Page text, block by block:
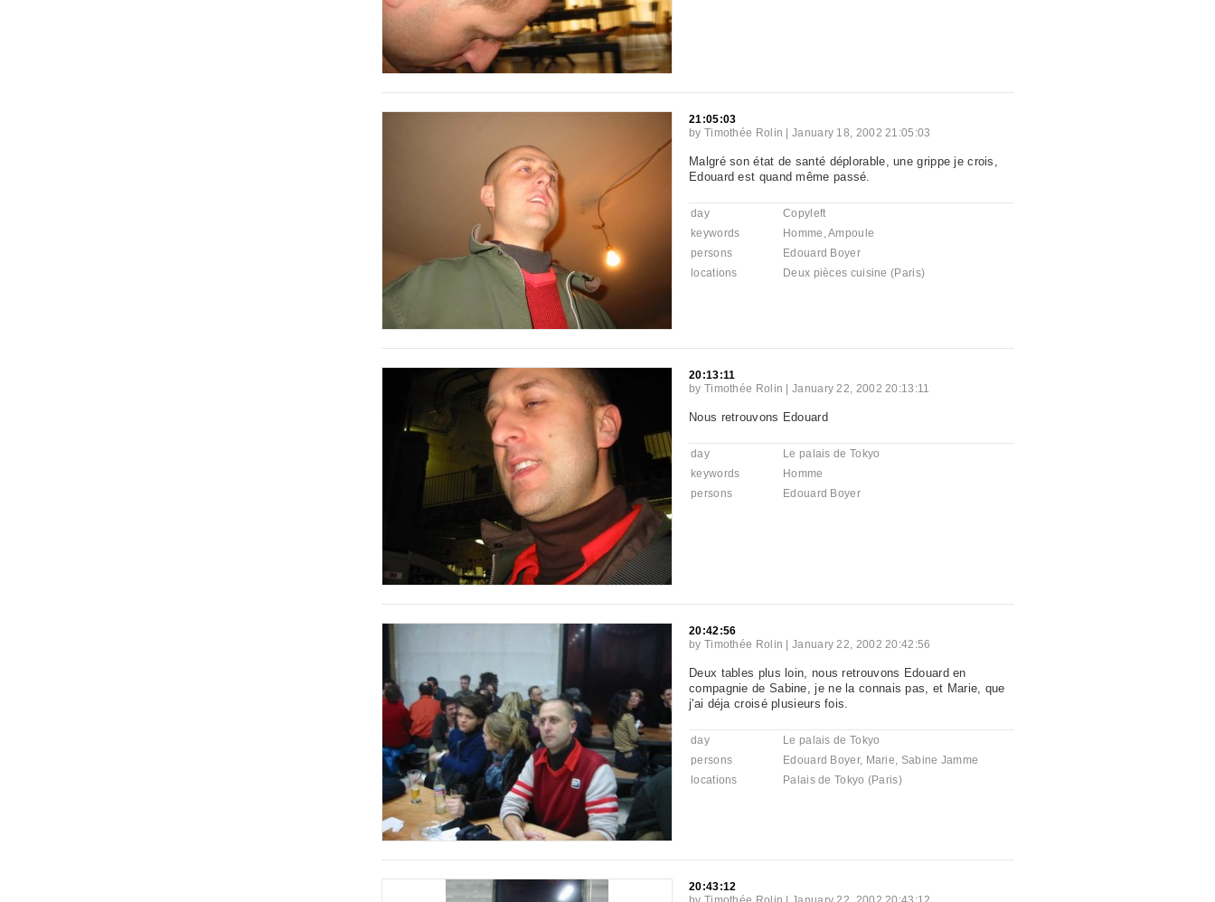
21:05:03
by Timothée Rolin |January 18, 2002 21:05:03
Malgré son état de santé déplorable, une grippe je crois,
Edouard est quand même passé.
day
Copyleft
keywords
Homme ,Ampoule
persons
Edouard Boyer
locations
Deux pièces cuisine (Paris)
20:13:11
by Timothée Rolin |January 22, 2002 20:13:11
Nous retrouvons Edouard
day
Le palais de Tokyo
keywords
Homme
persons
Edouard Boyer
20:42:56
by Timothée Rolin |January 22, 2002 20:42:56
Deux tables plus loin, nous retrouvons Edouard en
compagnie de Sabine, je ne la connais pas, et Marie, que
j'ai déja croisé plusieurs fois.
day
Le palais de Tokyo
persons
Edouard Boyer, Marie, Sabine Jamme
locations
Palais de Tokyo (Paris)
20:43:12